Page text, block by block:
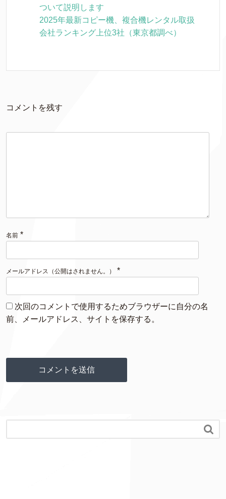
ついて説明します
2025年最新コピー機、複合機レンタル取扱
会社ランキング上位3社（東京都調べ）
コメントを残す
名前 *
メールアドレス（公開はされません。） *
次回のコメントで使用するためブラウザーに自分の名
前、メールアドレス、サイトを保存する。
